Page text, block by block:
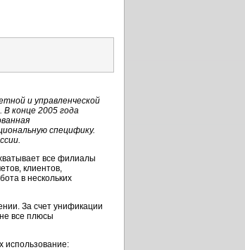
и управленческой
конце 2005 года
специфику.
все филиалы
клиентов,
в нескольких
За счет унификации
все плюсы
использование: